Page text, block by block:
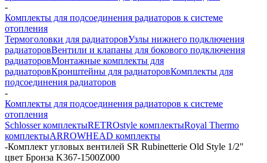
-
Комплекты для подсоединения радиаторов к системе
отопления
Термоголовки для радиаторовУзлы нижнего подключения
радиаторовВентили и клапаны для бокового подключения
радиаторовМонтажные комплекты для
радиаторовКронштейны для радиаторовКомплекты для
подсоединения радиаторов
-
Комплекты для подсоединения радиаторов к системе
отопления
Schlosser комплектыRETROstyle комплектыRoyal Thermo
комплектыARROWHEAD комплекты
-Комплект угловых вентилей SR Rubinetterie Old Style 1/2"
цвет Бронза K367-1500Z000